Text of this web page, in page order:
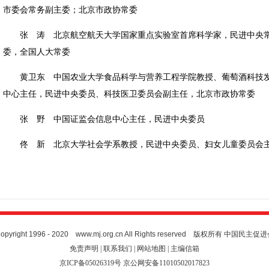
市委会常务副主委；北京市政协常委
张 涛 北京航空航天大学国家重点实验室首席科学家，民进中央
委，全国人大常委
黄卫东 中国农业大学食品科学与营养工程学院教授、葡萄酒科技
中心主任，民进中央委员、科技医卫委员会副主任，北京市政协常委
张 野 中国证监会信息中心主任，民进中央委员
佟 新 北京大学社会学系教授，民进中央委员、妇女儿童委员会
1996 - 2020 www.mj.org.cn All Rights reserved
版权所有 中国民主促进
免责声明 | 联系我们 | 网站地图 | 主编信箱
京ICP备05026319号 京公网安备11010502017823